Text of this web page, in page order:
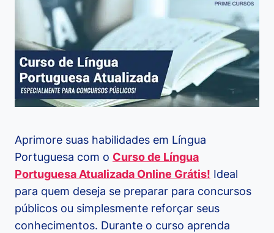
Aprimore suas habilidades em Língua
Portuguesa com o Curso de Língua
Portuguesa Atualizada Online Grátis! Ideal
para quem deseja se preparar para concursos
públicos ou simplesmente reforçar seus
conhecimentos. Durante o curso aprenda